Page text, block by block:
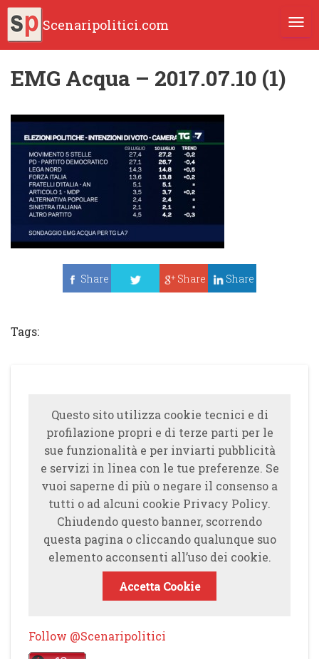
Scenaripolitici.com
EMG Acqua – 2017.07.10 (1)
Share
Share Share
Tags:
Questo sito utilizza cookie tecnici e di
profilazione propri e di terze parti per le
sue funzionalità e per inviarti pubblicità
e servizi in linea con le tue preferenze. Se
vuoi saperne di più o negare il consenso a
tutti o ad alcuni cookie Privacy Policy.
Chiudendo questo banner, scorrendo
questa pagina o cliccando qualunque suo
elemento acconsenti all’uso dei cookie.
Accetta Cookie
Follow @Scenaripolitici